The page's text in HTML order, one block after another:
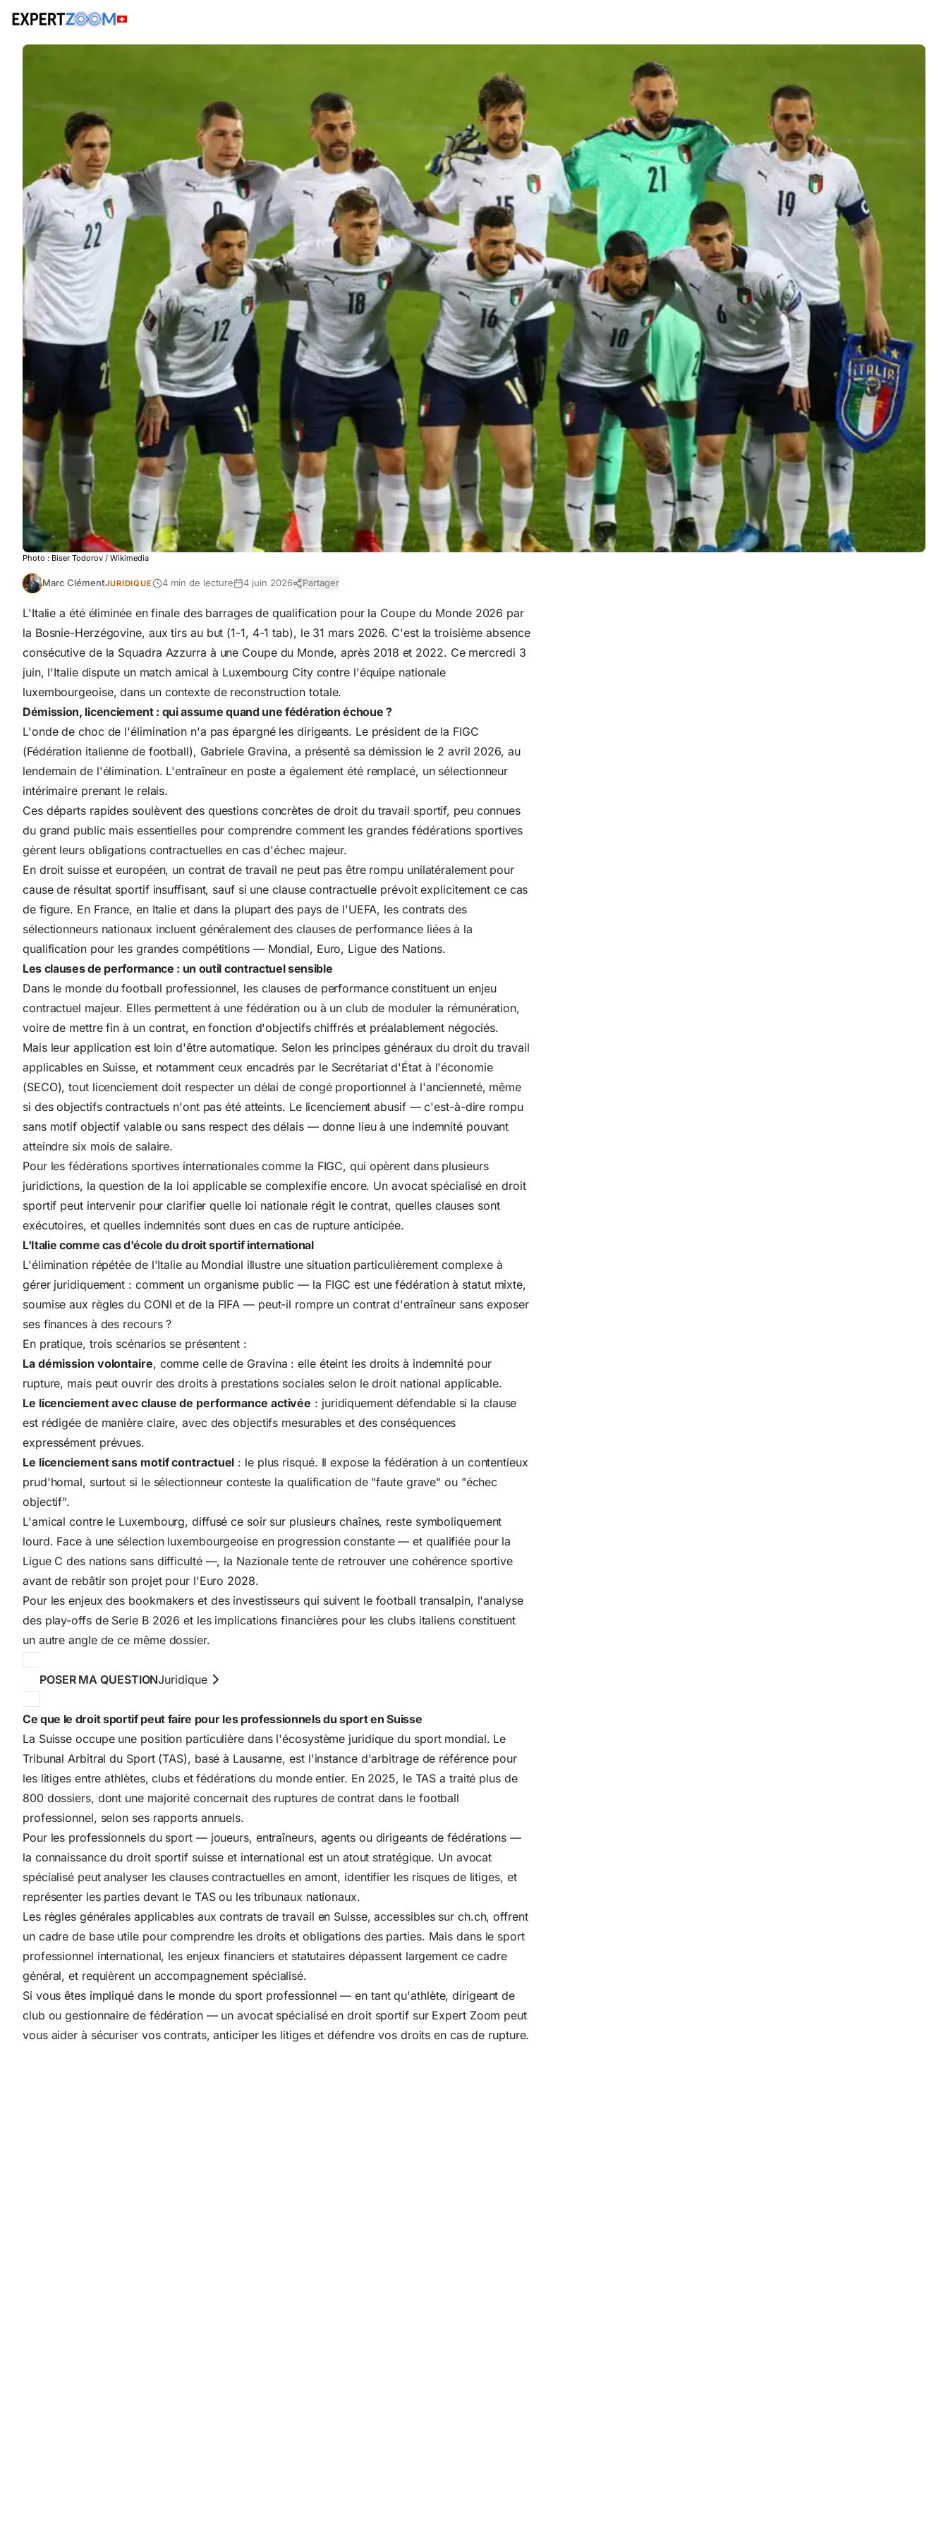
Italie hors du Mondial pour la 3e fois : pourquoi les avocats s'intéressent aux contrats rompus
Photo : Biser Todorov / Wikimedia
Marc ClémentJURIDIQUE 4 min de lecture 4 juin 2026 Partager
L'Italie a été éliminée en finale des barrages de qualification pour la Coupe du Monde 2026 par
la Bosnie-Herzégovine, aux tirs au but (1-1, 4-1 tab), le 31 mars 2026. C'est la troisième absence
consécutive de la Squadra Azzurra à une Coupe du Monde, après 2018 et 2022. Ce mercredi 3
juin, l'Italie dispute un match amical à Luxembourg City contre l'équipe nationale
luxembourgeoise, dans un contexte de reconstruction totale.
Démission, licenciement : qui assume quand une fédération échoue ?
L'onde de choc de l'élimination n'a pas épargné les dirigeants. Le président de la FIGC
(Fédération italienne de football), Gabriele Gravina, a présenté sa démission le 2 avril 2026, au
lendemain de l'élimination. L'entraîneur en poste a également été remplacé, un sélectionneur
intérimaire prenant le relais.
Ces départs rapides soulèvent des questions concrètes de droit du travail sportif, peu connues
du grand public mais essentielles pour comprendre comment les grandes fédérations sportives
gèrent leurs obligations contractuelles en cas d'échec majeur.
En droit suisse et européen, un contrat de travail ne peut pas être rompu unilatéralement pour
cause de résultat sportif insuffisant, sauf si une clause contractuelle prévoit explicitement ce cas
de figure. En France, en Italie et dans la plupart des pays de l'UEFA, les contrats des
sélectionneurs nationaux incluent généralement des clauses de performance liées à la
qualification pour les grandes compétitions — Mondial, Euro, Ligue des Nations.
Les clauses de performance : un outil contractuel sensible
Dans le monde du football professionnel, les clauses de performance constituent un enjeu
contractuel majeur. Elles permettent à une fédération ou à un club de moduler la rémunération,
voire de mettre fin à un contrat, en fonction d'objectifs chiffrés et préalablement négociés.
Mais leur application est loin d'être automatique. Selon les principes généraux du droit du travail
applicables en Suisse, et notamment ceux encadrés par le Secrétariat d'État à l'économie
(SECO), tout licenciement doit respecter un délai de congé proportionnel à l'ancienneté, même
si des objectifs contractuels n'ont pas été atteints. Le licenciement abusif — c'est-à-dire rompu
sans motif objectif valable ou sans respect des délais — donne lieu à une indemnité pouvant
atteindre six mois de salaire.
Pour les fédérations sportives internationales comme la FIGC, qui opèrent dans plusieurs
juridictions, la question de la loi applicable se complexifie encore. Un avocat spécialisé en droit
sportif peut intervenir pour clarifier quelle loi nationale régit le contrat, quelles clauses sont
exécutoires, et quelles indemnités sont dues en cas de rupture anticipée.
L'Italie comme cas d'école du droit sportif international
L'élimination répétée de l'Italie au Mondial illustre une situation particulièrement complexe à
gérer juridiquement : comment un organisme public — la FIGC est une fédération à statut mixte,
soumise aux règles du CONI et de la FIFA — peut-il rompre un contrat d'entraîneur sans exposer
ses finances à des recours ?
En pratique, trois scénarios se présentent :
La démission volontaire, comme celle de Gravina : elle éteint les droits à indemnité pour
rupture, mais peut ouvrir des droits à prestations sociales selon le droit national applicable.
Le licenciement avec clause de performance activée : juridiquement défendable si la clause
est rédigée de manière claire, avec des objectifs mesurables et des conséquences
expressément prévues.
Le licenciement sans motif contractuel : le plus risqué. Il expose la fédération à un contentieux
prud'homal, surtout si le sélectionneur conteste la qualification de "faute grave" ou "échec
objectif".
L'amical contre le Luxembourg, diffusé ce soir sur plusieurs chaînes, reste symboliquement
lourd. Face à une sélection luxembourgeoise en progression constante — et qualifiée pour la
Ligue C des nations sans difficulté —, la Nazionale tente de retrouver une cohérence sportive
avant de rebâtir son projet pour l'Euro 2028.
Pour les enjeux des bookmakers et des investisseurs qui suivent le football transalpin, l'analyse
des play-offs de Serie B 2026 et les implications financières pour les clubs italiens constituent
un autre angle de ce même dossier.
POSER MA QUESTIONJuridique
Ce que le droit sportif peut faire pour les professionnels du sport en Suisse
La Suisse occupe une position particulière dans l'écosystème juridique du sport mondial. Le
Tribunal Arbitral du Sport (TAS), basé à Lausanne, est l'instance d'arbitrage de référence pour
les litiges entre athlètes, clubs et fédérations du monde entier. En 2025, le TAS a traité plus de
800 dossiers, dont une majorité concernait des ruptures de contrat dans le football
professionnel, selon ses rapports annuels.
Pour les professionnels du sport — joueurs, entraîneurs, agents ou dirigeants de fédérations —
la connaissance du droit sportif suisse et international est un atout stratégique. Un avocat
spécialisé peut analyser les clauses contractuelles en amont, identifier les risques de litiges, et
représenter les parties devant le TAS ou les tribunaux nationaux.
Les règles générales applicables aux contrats de travail en Suisse, accessibles sur ch.ch, offrent
un cadre de base utile pour comprendre les droits et obligations des parties. Mais dans le sport
professionnel international, les enjeux financiers et statutaires dépassent largement ce cadre
général, et requièrent un accompagnement spécialisé.
Si vous êtes impliqué dans le monde du sport professionnel — en tant qu'athlète, dirigeant de
club ou gestionnaire de fédération — un avocat spécialisé en droit sportif sur Expert Zoom peut
vous aider à sécuriser vos contrats, anticiper les litiges et défendre vos droits en cas de rupture.